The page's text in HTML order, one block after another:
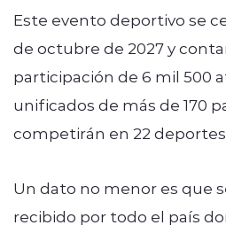
Este evento deportivo se
de octubre de 2027 y
participación de 6 mil 500
unificados de más de 170
competirán en 22
Un dato no menor es que
recibido por todo el país